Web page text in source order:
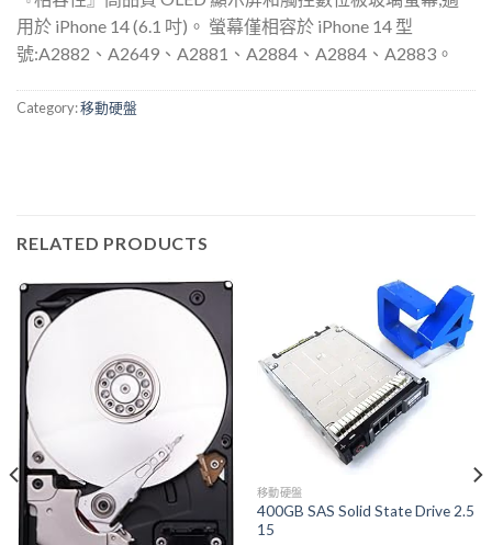
用於 iPhone 14 (6.1 吋)。 螢幕僅相容於 iPhone 14 型
號:A2882、A2649、A2881、A2884、A2884、A2883。
Category:移動硬盤
RELATED PRODUCTS
移動硬盤
400GB SAS Solid State Drive 2.5
15